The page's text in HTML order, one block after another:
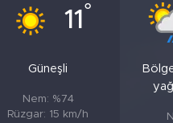
11 °
Güneşli
Nem: %74
Rüzgar: 15 km/h